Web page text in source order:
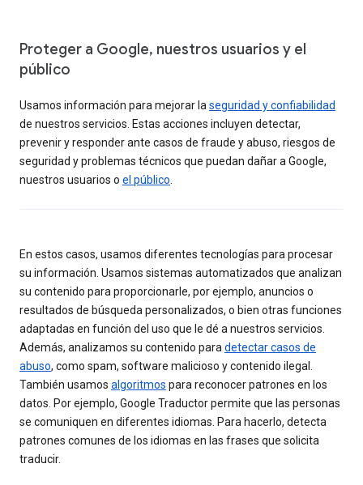
Proteger a Google, nuestros usuarios y el
público
Usamos información para mejorar la seguridad y confiabilidad
de nuestros servicios. Estas acciones incluyen detectar,
prevenir y responder ante casos de fraude y abuso, riesgos de
seguridad y problemas técnicos que puedan dañar a Google,
nuestros usuarios o el público
En estos casos, usamos diferentes tecnologías para procesar
su información. Usamos sistemas automatizados que analizan
su contenido para proporcionarle, por ejemplo, anuncios o
resultados de búsqueda personalizados, o bien otras funciones
adaptadas en función del uso que le dé a nuestros servicios.
Además, analizamos su contenido para detectar casos de
abuso, como spam, software malicioso y contenido ilegal.
También usamos algoritmos para reconocer patrones en los
datos. Por ejemplo, Google Traductor permite que las personas
se comuniquen en diferentes idiomas. Para hacerlo, detecta
patrones comunes de los idiomas en las frases que solicita
traducir.